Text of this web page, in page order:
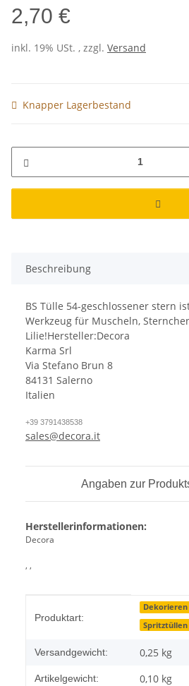
2,70 €
inkl. 19% USt. , zzgl. Versand
Knapper Lagerbestand
Beschreibung
BS Tülle 54-geschlossener stern
Werkzeug für Muscheln,
Lilie!Hersteller:Decora
Karma Srl
Via Stefano Brun 8
84131 Salerno
Italien
+39 3791438538
sales@decora.it
Angaben zur
Herstellerinformationen:
Decora
, ,
Produktart:
Dekorieren
Spritztüllen
Versandgewicht: 0,25 kg
Artikelgewicht: 0,10 kg